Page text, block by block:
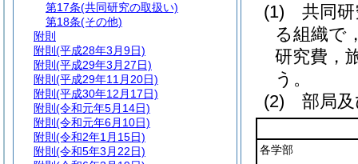
(1)
共同
る組織で
研究費，
う。
(2)
部局
各学部
第17条(共同研究の取扱い)
第18条(その他)
附則
附則 (平成28年3月9日)
附則 (平成29年3月27日)
附則 (平成29年11月20日)
附則 (平成30年12月17日)
附則 (令和元年5月14日)
附則 (令和元年6月10日)
附則 (令和2年1月15日)
附則 (令和5年3月22日)